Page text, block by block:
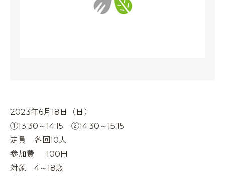
2023年6月18日（日）
①13:30～14:15 ②14:30～15:15
定員 各回10人
参加費 100円
対象 4～18歳